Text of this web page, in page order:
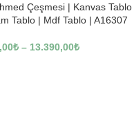
Çeşmesi | Kanvas Tablo
Tablo | Mdf Tablo | A16307
₺ – 13.390,00₺